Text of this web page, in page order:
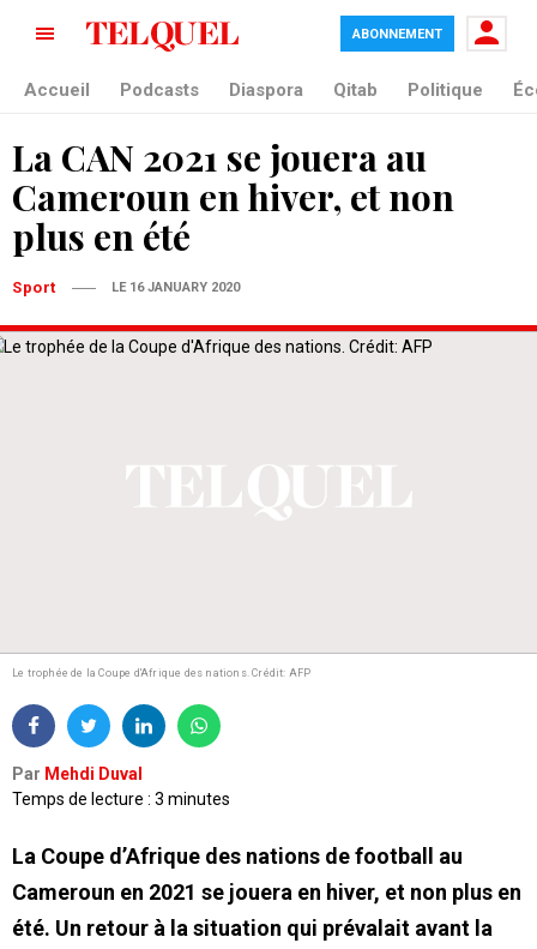
ABONNEMENT
Accueil Podcasts Diaspora Qitab Politique
La CAN 2021 se jouera au
Cameroun en hiver, et non
plus en été
Sport LE 16 JANUARY 2020
Le trophée de la Coupe d'Afrique des nations.Crédit: AFP
Par Mehdi Duval
Temps de lecture : 3 minutes
La Coupe d’Afrique des nations de football au
Cameroun en 2021 se jouera en hiver, et non plus en
été. Un retour à la situation qui prévalait avant la